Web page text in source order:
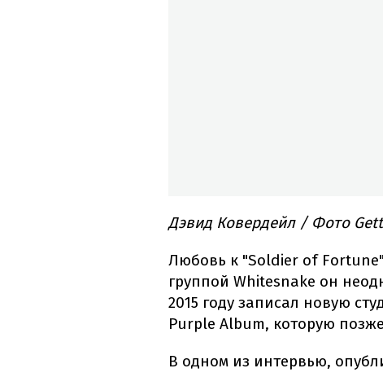
Дэвид Ковердейл / Фото
Любовь к "Soldier of
группой Whitesnake он
2015 году записал новую
Purple Album, которую
В одном из интервью,